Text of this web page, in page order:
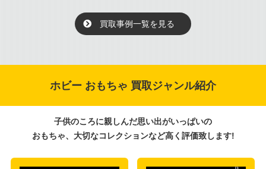
買取事例一覧を見る
ホビー おもちゃ 買取ジャンル紹介
子供のころに親しんだ思い出がいっぱいの
おもちゃ、大切なコレクションなど高く評価致します!